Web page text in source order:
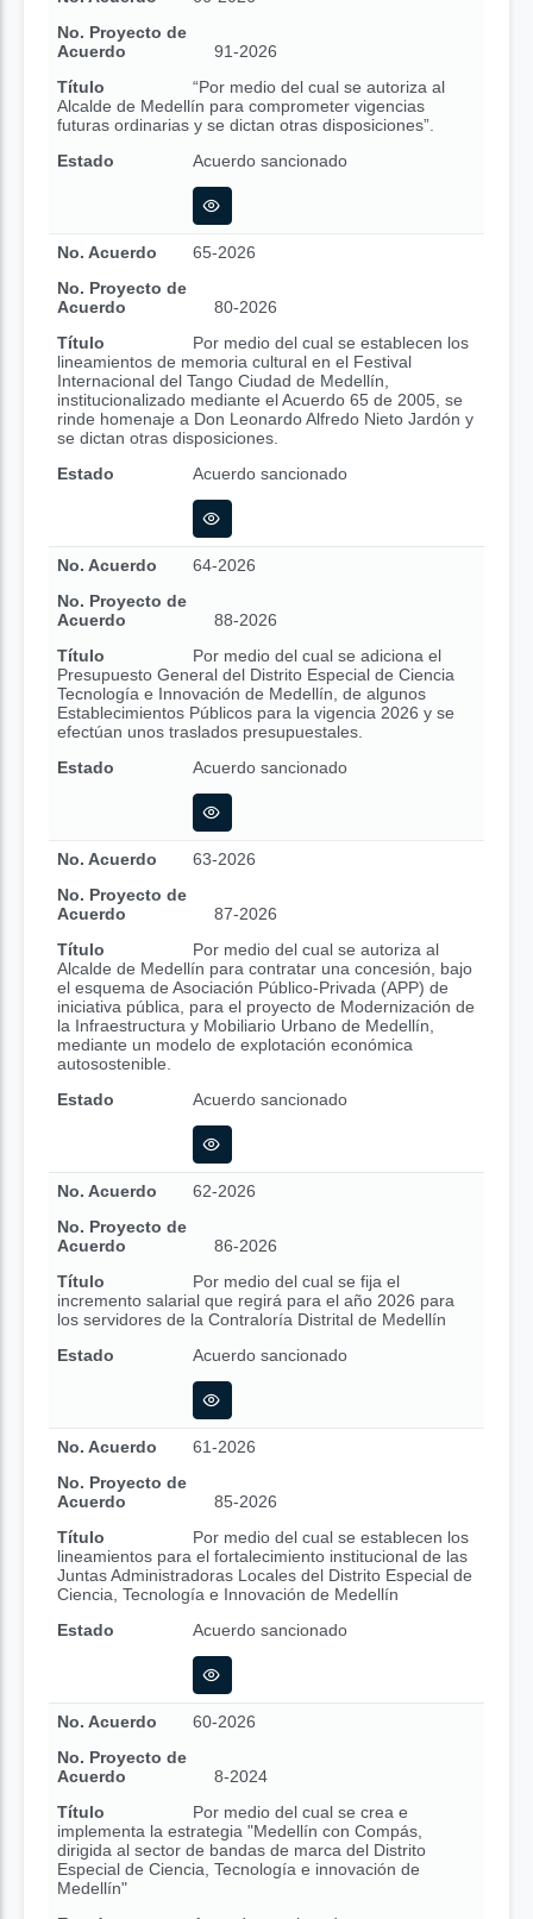
No. Proyecto de
Acuerdo
91-2026
Título
“Por medio del cual se autoriza al
Alcalde de Medellín para comprometer vigencias
futuras ordinarias y se dictan otras disposiciones”.
Estado
Acuerdo sancionado
No. Acuerdo
65-2026
No. Proyecto de
Acuerdo
80-2026
Título
Por medio del cual se establecen los
lineamientos de memoria cultural en el Festival
Internacional del Tango Ciudad de Medellín,
institucionalizado mediante el Acuerdo 65 de 2005, se
rinde homenaje a Don Leonardo Alfredo Nieto Jardón y
se dictan otras disposiciones.
Estado
Acuerdo sancionado
No. Acuerdo
64-2026
No. Proyecto de
Acuerdo
88-2026
Título
Por medio del cual se adiciona el
Presupuesto General del Distrito Especial de Ciencia
Tecnología e Innovación de Medellín, de algunos
Establecimientos Públicos para la vigencia 2026 y se
efectúan unos traslados presupuestales.
Estado
Acuerdo sancionado
No. Acuerdo
63-2026
No. Proyecto de
Acuerdo
87-2026
Título
Por medio del cual se autoriza al
Alcalde de Medellín para contratar una concesión, bajo
el esquema de Asociación Público-Privada (APP) de
iniciativa pública, para el proyecto de Modernización de
la Infraestructura y Mobiliario Urbano de Medellín,
mediante un modelo de explotación económica
autosostenible.
Estado
Acuerdo sancionado
No. Acuerdo
62-2026
No. Proyecto de
Acuerdo
86-2026
Título
Por medio del cual se fija el
incremento salarial que regirá para el año 2026 para
los servidores de la Contraloría Distrital de Medellín
Estado
Acuerdo sancionado
No. Acuerdo
61-2026
No. Proyecto de
Acuerdo
85-2026
Título
Por medio del cual se establecen los
lineamientos para el fortalecimiento institucional de las
Juntas Administradoras Locales del Distrito Especial de
Ciencia, Tecnología e Innovación de Medellín
Estado
Acuerdo sancionado
No. Acuerdo
60-2026
No. Proyecto de
Acuerdo
8-2024
Título
Por medio del cual se crea e
implementa la estrategia "Medellín con Compás,
dirigida al sector de bandas de marca del Distrito
Especial de Ciencia, Tecnología e innovación de
Medellín"